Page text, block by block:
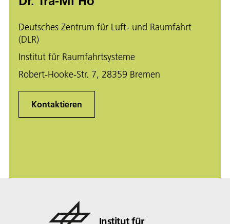
Deutsches Zentrum für Luft- und Raumfahrt
(DLR)
Institut für Raumfahrtsysteme
Robert-Hooke-Str. 7, 28359 Bremen
Kontaktieren
Institut für